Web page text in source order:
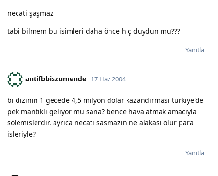
necati şaşmaz
tabi bilmem bu isimleri daha önce hiç duydun mu???
Yanıtla
antifbbiszumende 17 Haz 2004
bi dizinin 1 gecede 4,5 milyon dolar kazandirmasi türkiye'de
pek mantikli geliyor mu sana? bence hava atmak amaciyla
sölemislerdir. ayrica necati sasmazin ne alakasi olur para
isleriyle?
Yanıtla